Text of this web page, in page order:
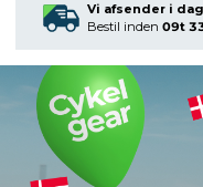
Vi afsender i dag
Bestil inden 09t